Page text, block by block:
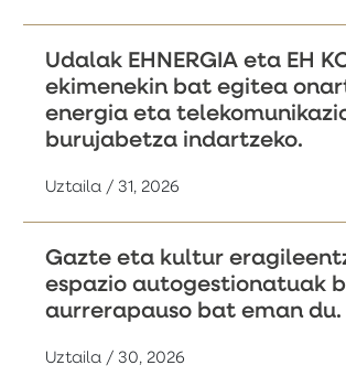
Udalak EHNERGIA eta EH
ekimenekin bat egitea
energia eta
burujabetza indartzeko.
Uztaila / 31, 2026
Gazte eta kultur
espazio autogestionatuak
aurrerapauso bat eman du.
Uztaila / 30, 2026